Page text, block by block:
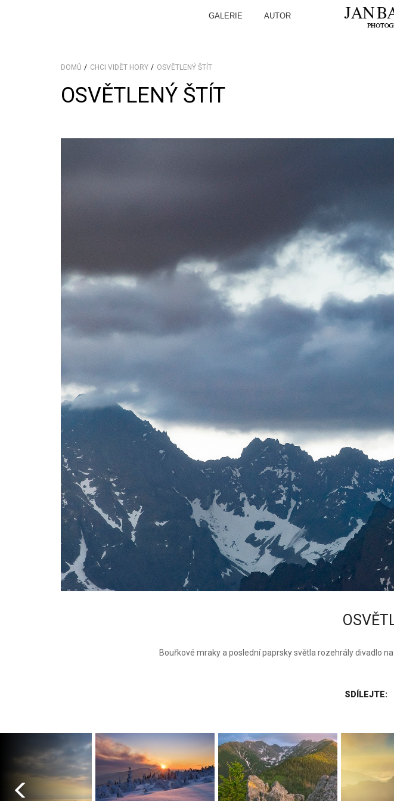
GALERIE AUTOR
DOMŮ CHCI VIDĚT HORY OSVĚTLENÝ ŠTÍT
OSVĚTLENÝ ŠTÍT
Bouřkové mraky a poslední paprsky světla rozehrály divadlo
SDÍLEJTE: